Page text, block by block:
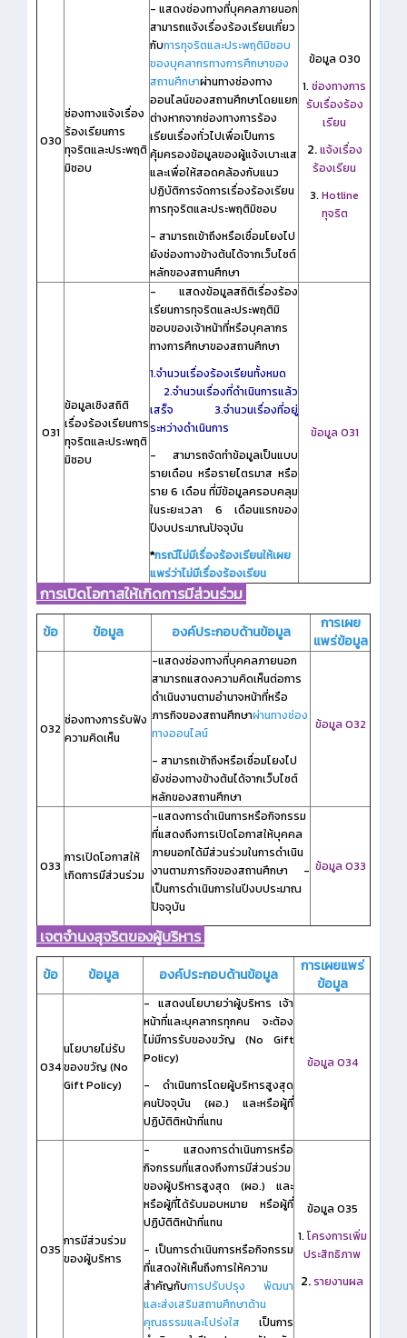
O30
ช่องทางแจ้งเรื่อง
ร้องเรียนการ
ทุจริตและประพฤติ
มิชอบ
- แสดงช่องทางที่บุคคลภายนอก
สามารถแจ้งเรื่องร้องเรียนเกี่ยว
กับการทุจริตและประพฤติมิชอบ
ของบุคลากรทางการศึกษาของ
สถานศึกษาผ่านทางช่องทาง
ออนไลน์ของสถานศึกษาโดยแยก
ต่างหากจากช่องทางการร้อง
เรียนเรื่องทั่วไปเพื่อเป็นการ
คุ้มครองข้อมูลของผู้แจ้งเบาะแส
และเพื่อให้สอดคล้องกับแนว
ปฏิบัติการจัดการเรื่องร้องเรียน
การทุจริตและประพฤติมิชอบ
- สามารถเข้าถึงหรือเชื่อมโยงไป
ยังช่องทางข้างต้นได้จากเว็บไซต์
หลักของสถานศึกษา
ข้อมูล O30
1. ช่องทางการ
รับเรื่องร้อง
เรียน
2.แจ้งเรื่อง
ร้องเรียน
3. Hotline
ทุจริต
O31
ข้อมูลเชิงสถิติ
เรื่องร้องเรียนการ
ทุจริตและประพฤติ
มิชอบ
- แสดงข้อมูลสถิติเรื่องร้อง
เรียนการทุจริตและประพฤติมิ
ชอบของเจ้าหน้าที่หรือบุคลากร
ทางการศึกษาของสถานศึกษา
1.จำนวนเรื่องร้องเรียนทั้งหมด
2.จำนวนเรื่องที่ดำเนินการแล้ว
เสร็จ 3.จำนวนเรื่องที่อยู่
ระหว่างดำเนินการ
- สามารถจัดทำข้อมูลเป็นแบบ
รายเดือน หรือรายไตรมาส หรือ
ราย 6 เดือน ที่มีข้อมูลครอบคลุม
ในระยะเวลา 6 เดือนแรกของ
ปีงบประมาณปัจจุบัน
*กรณีไม่มีเรื่องร้องเรียนให้เผย
แพร่ว่าไม่มีเรื่องร้องเรียน
ข้อมูล O31
การเปิดโอกาสให้เกิดการมีส่วนร่วม
ข้อ ข้อมูล องค์ประกอบด้านข้อมูล
การเผย
แพร่ข้อมูล
O32
ช่องทางการรับฟัง
ความคิดเห็น
-แสดงช่องทางที่บุคคลภายนอก
สามารถแสดงความคิดเห็นต่อการ
ดำเนินงานตามอำนาจหน้าที่หรือ
ภารกิจของสถานศึกษาผ่านทางช่อง
ทางออนไลน์
- สามารถเข้าถึงหรือเชื่อมโยงไป
ยังช่องทางข้างต้นได้จากเว็บไซต์
หลักของสถานศึกษา
ข้อมูล O32
O33
การเปิดโอกาสให้
เกิดการมีส่วนร่วม
-แสดงการดำเนินการหรือกิจกรรม
ที่แสดงถึงการเปิดโอกาสให้บุคคล
ภายนอกได้มีส่วนร่วมในการดำเนิน
งานตามภารกิจของสถานศึกษา -
เป็นการดำเนินการในปีงบประมาณ
ปัจจุบัน
ข้อมูล O33
เจตจำนงสุจริตของผู้บริหาร
ข้อ ข้อมูล องค์ประกอบด้านข้อมูล
การเผยแพร่
ข้อมูล
O34
นโยบายไม่รับ
ของขวัญ (No
Gift Policy)
- แสดงนโยบายว่าผู้บริหาร เจ้า
หน้าที่และบุคลากรทุกคน จะต้อง
ไม่มีการรับของขวัญ (No Gift
Policy)
-
ดำเนินการโดยผู้บริหารสูงสุด
คนปัจจุบัน (ผอ.) และหรือผู้ที่
ปฏิบัติติหน้าที่แทน
ข้อมูล O34
O35
การมีส่วนร่วม
ของผู้บริหาร
- แสดงการดำเนินการหรือ
กิจกรรมที่แสดงถึงการมีส่วนร่วม
ของผู้บริหารสูงสุด (ผอ.) และ
หรือผู้ที่ได้รับมอบหมาย หรือผู้ที่
ปฏิบัติติหน้าที่แทน
- เป็นการดำเนินการหรือกิจกรรม
ที่แสดงให้เห็นถึงการให้ความ
สำคัญกับการปรับปรุง พัฒนา
และส่งเสริมสถานศึกษาด้าน
คุณธรรมและโปร่งใส เป็นการ
ข้อมูล O35
1. โครงการเพิ่ม
ประสิทธิภาพ
2.รายงานผล